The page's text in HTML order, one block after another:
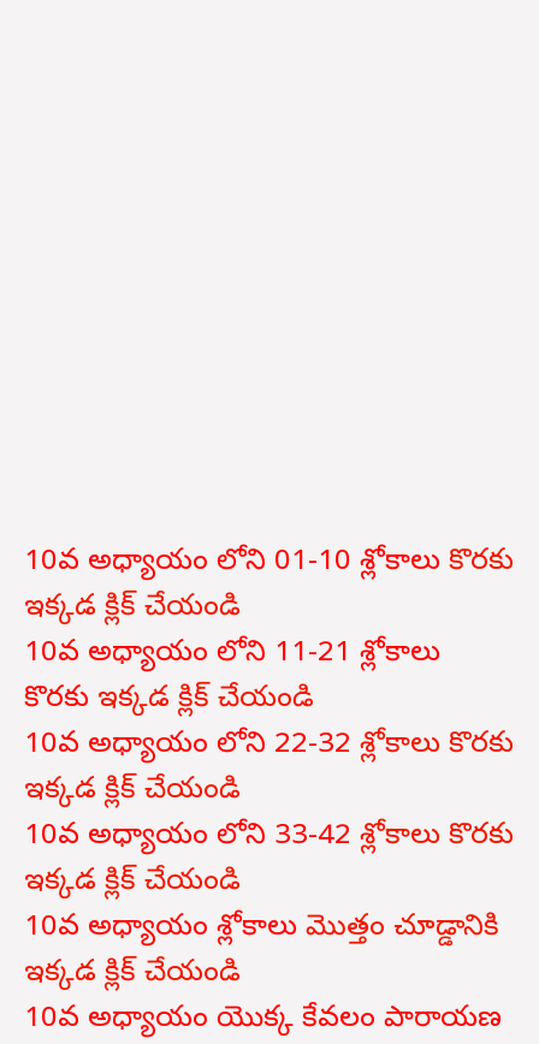
10వ అధ్యాయం లోని 01-10 శ్లోకాలు కొరకు
ఇక్కడ క్లిక్ చేయండి
10వ అధ్యాయం లోని 11-21 శ్లోకాలు
కొరకు ఇక్కడ క్లిక్ చేయండి
10వ అధ్యాయం లోని 22-32 శ్లోకాలు కొరకు
ఇక్కడ క్లిక్ చేయండి
10వ అధ్యాయం లోని 33-42 శ్లోకాలు కొరకు
ఇక్కడ క్లిక్ చేయండి
10వ అధ్యాయం శ్లోకాలు మొత్తం చూడ్డానికి
ఇక్కడ క్లిక్ చేయండి
10వ అధ్యాయం యొక్క కేవలం పారాయణ